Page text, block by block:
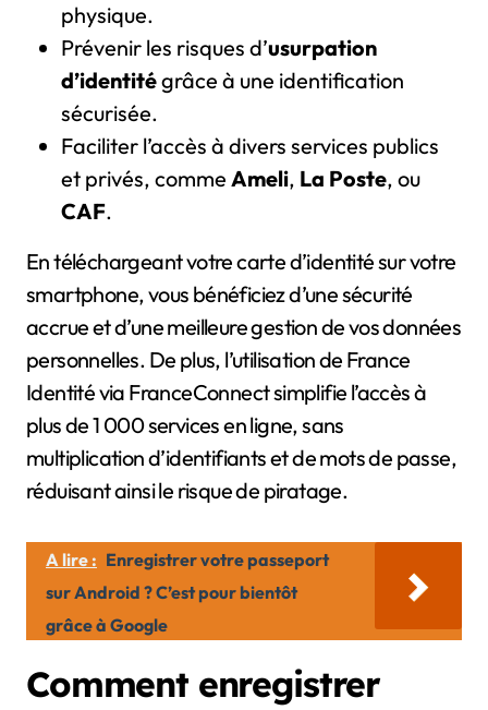
physique.
Prévenir les risques d’usurpation
d’identitégrâce à une identification
sécurisée.
Faciliter l’accès à divers services publics
et privés, comme Ameli, La Poste, ou
CAF.
En téléchargeant votre carte d’identité sur votre
smartphone, vous bénéficiez d’une sécurité
accrue et d’une meilleure gestion de vos données
personnelles. De plus, l’utilisation de France
Identité via FranceConnect simplifie l’accès à
plus de 1 000 services en ligne, sans
multiplication d’identifiants et de mots de passe,
réduisant ainsi le risque de piratage.
A lire : Enregistrer votre passeport
sur Android ? C’est pour bientôt
grâce à Google
Comment enregistrer